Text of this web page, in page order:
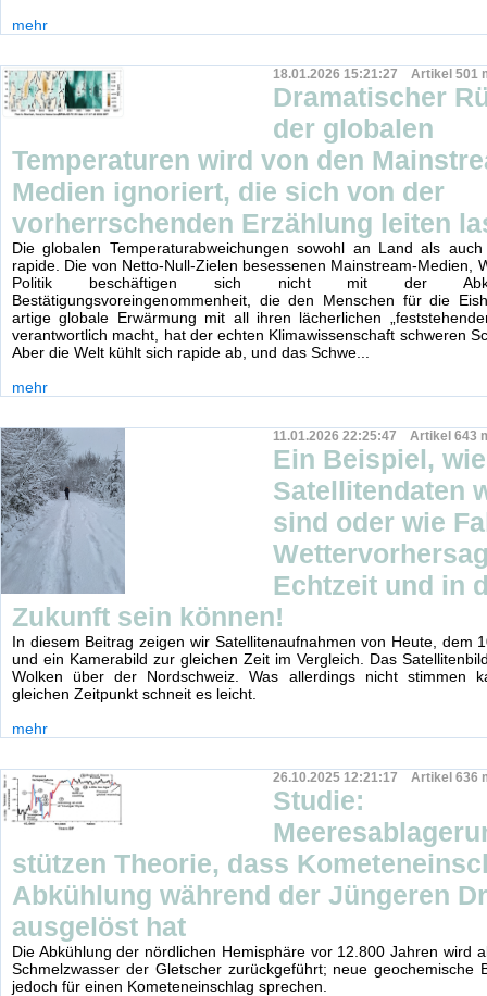
mehr
18.01.2026 15:21:27 Artikel 501
Dramatischer
der globalen
Temperaturen wird von den
Medien ignoriert, die sich von der
vorherrschenden Erzählung leiten
Die globalen Temperaturabweichungen sowohl an Land als
rapide. Die von Netto-Null-Zielen besessenen Mainstream-Medien,
Politik beschäftigen sich nicht mit der
Bestätigungsvoreingenommenheit, die den Menschen für die
artige globale Erwärmung mit all ihren lächerlichen
verantwortlich macht, hat der echten Klimawissenschaft schweren
Aber die Welt kühlt sich rapide ab, und das Schwe...
mehr
11.01.2026 22:25:47 Artikel 643
Ein Beispiel,
Satellitendaten
sind oder wie
Echtzeit und in
Zukunft sein können!
In diesem Beitrag zeigen wir Satellitenaufnahmen von Heute, dem
und ein Kamerabild zur gleichen Zeit im Vergleich. Das
Wolken über der Nordschweiz. Was allerdings nicht stimmen
gleichen Zeitpunkt schneit es leicht.
mehr
26.10.2025 12:21:17 Artikel 636
Studie:
stützen Theorie, dass
Abkühlung während der Jüngeren
ausgelöst hat
Die Abkühlung der nördlichen Hemisphäre vor 12.800 Jahren wird
Schmelzwasser der Gletscher zurückgeführt; neue geochemische
jedoch für einen Kometeneinschlag sprechen.